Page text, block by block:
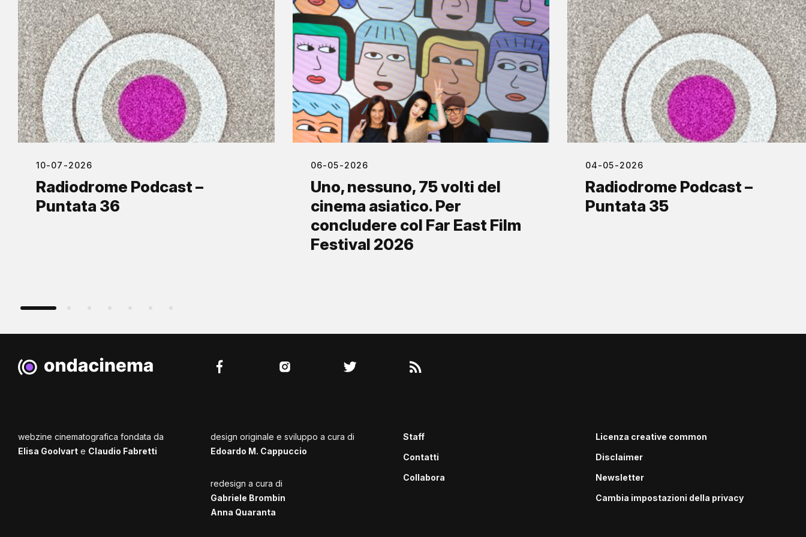
10-07-2026
Radiodrome Podcast –
Puntata 36
06-05-2026
Uno, nessuno, 75 volti del
cinema asiatico. Per
concludere col Far East Film
Festival 2026
04-05-2026
Radiodrome Podcast –
Puntata 35
webzine cinematografica fondata da
Elisa Goolvart e Claudio Fabretti
design originale e sviluppo a cura di
Edoardo M. Cappuccio
redesign a cura di
Gabriele Brombin
Anna Quaranta
Staff
Contatti
Collabora
Licenza creative common
Disclaimer
Newsletter
Cambia impostazioni della privacy